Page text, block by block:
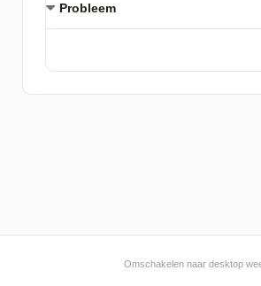
Probleem
Omschakelen naar desktop